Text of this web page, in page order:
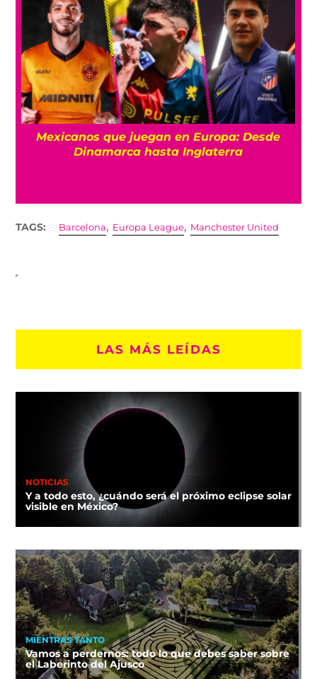
¿De plano? Argentina hace Día Nacional por
su triunfo contra Inglaterra en el Mundial
TAGS: Barcelona, Europa League, Manchester United
LAS MÁS LEÍDAS
NOTICIAS
Y a todo esto, ¿cuándo será el próximo eclipse solar
visible en México?
MIENTRAS TANTO
Vamos a perdernos: todo lo que debes saber sobre
el Laberinto del Ajusco